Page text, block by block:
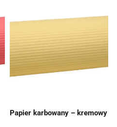
Papier karbowany – kremowy